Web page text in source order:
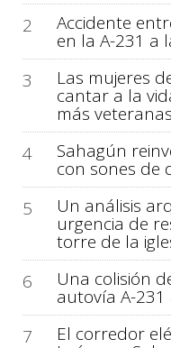
2
Accidente
en la A-231 a
3
Las mujeres
cantar a la
más veteranas
4
Sahagún
con sones de
5
Un análisis
urgencia de
torre de la
6
Una colisión
autovía A-
7
El corredor